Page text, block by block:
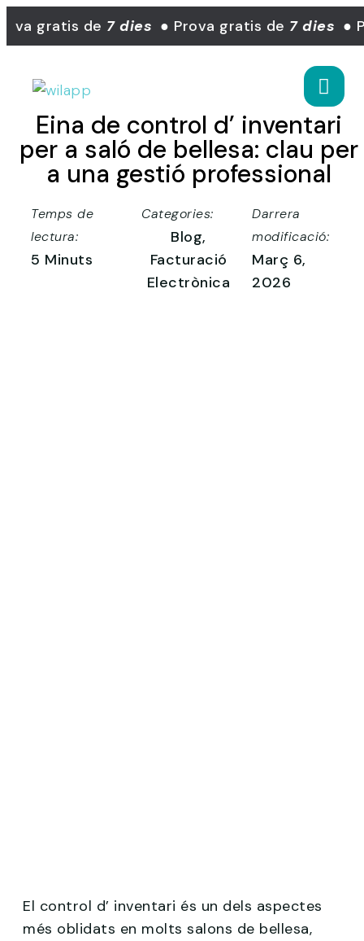
gratis de7 dies ● Prova gratis de7 dies ●
Eina de control d’ inventari
per a saló de bellesa: clau per
a una gestió professional
Temps de
lectura:
5 Minuts
Categories:
Blog,
Facturació
Electrònica
Darrera
modificació:
Març 6,
2026
El control d’ inventari és un dels aspectes
més oblidats en molts salons de bellesa,